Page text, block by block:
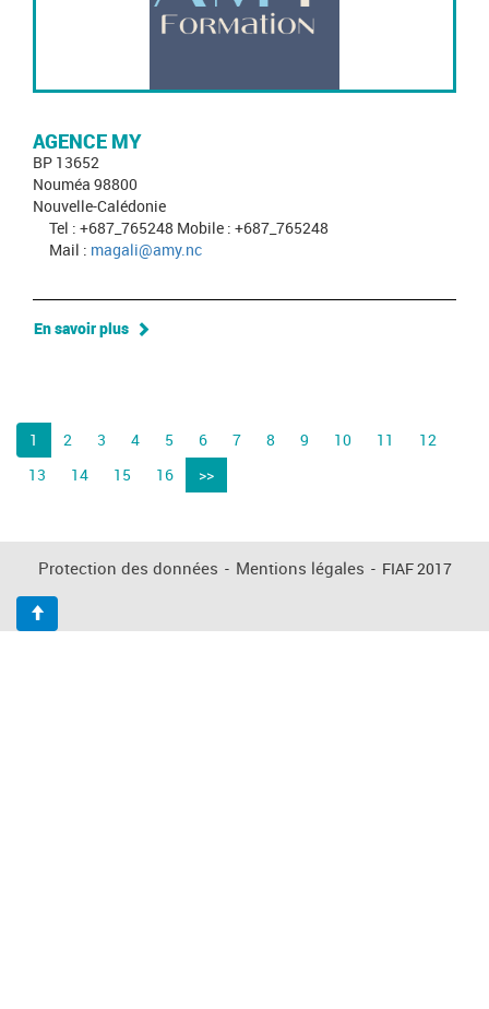
AGENCE MY
BP 13652
Nouméa 98800
Nouvelle-Calédonie
Tel : +687_765248 Mobile : +687_765248
Mail : magali@amy.nc
En savoir plus
1 2 3 4 5 6 7 8 9 10 11
12
13
14 15 16 >>
Protection des données - Mentions légales - FIAF 2017